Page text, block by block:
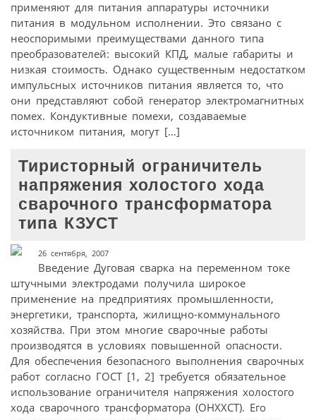
применяют для питания аппаратуры источники
питания в модульном исполнении. Это связано с
неоспоримыми преимуществами данного типа
преобразователей: высокий КПД, малые габариты и
низкая стоимость. Однако существенным недостатком
импульсных источников питания является то, что
они представляют собой генератор электромагнитных
помех. Кондуктивные помехи, создаваемые
источником питания, могут […]
Тиристорный ограничитель
напряжения холостого хода
сварочного трансформатора
типа КЗУСТ
26 сентября, 2007
Введение Дуговая сварка на переменном токе
штучными электродами получила широкое
применение на предприятиях промышленности,
энергетики, транспорта, жилищно-коммунального
хозяйства. При этом многие сварочные работы
производятся в условиях повышенной опасности.
Для обеспечения безопасного выполнения сварочных
работ согласно ГОСТ [1, 2] требуется обязательное
использование ограничителя напряжения холостого
хода сварочного трансформатора (ОНХХСТ). Его